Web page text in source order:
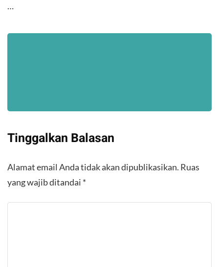
…
Tinggalkan Balasan
Alamat email Anda tidak akan dipublikasikan. Ruas
yang wajib ditandai *